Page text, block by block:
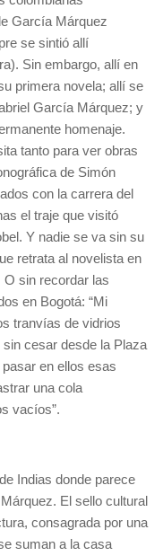
García Márquez
se sintió allí
Sin embargo, allí en
primera novela; allí se
García Márquez; y
homenaje.
tanto para ver obras
de Simón
con la carrera del
el traje que visitó
Y nadie se va sin su
retrata al novelista en
sin recordar las
en Bogotá: “Mi
tranvías de vidrios
cesar desde la Plaza
en ellos esas
una cola
vacíos”.
Indias donde parece
El sello cultural
consagrada por una
suman a la casa